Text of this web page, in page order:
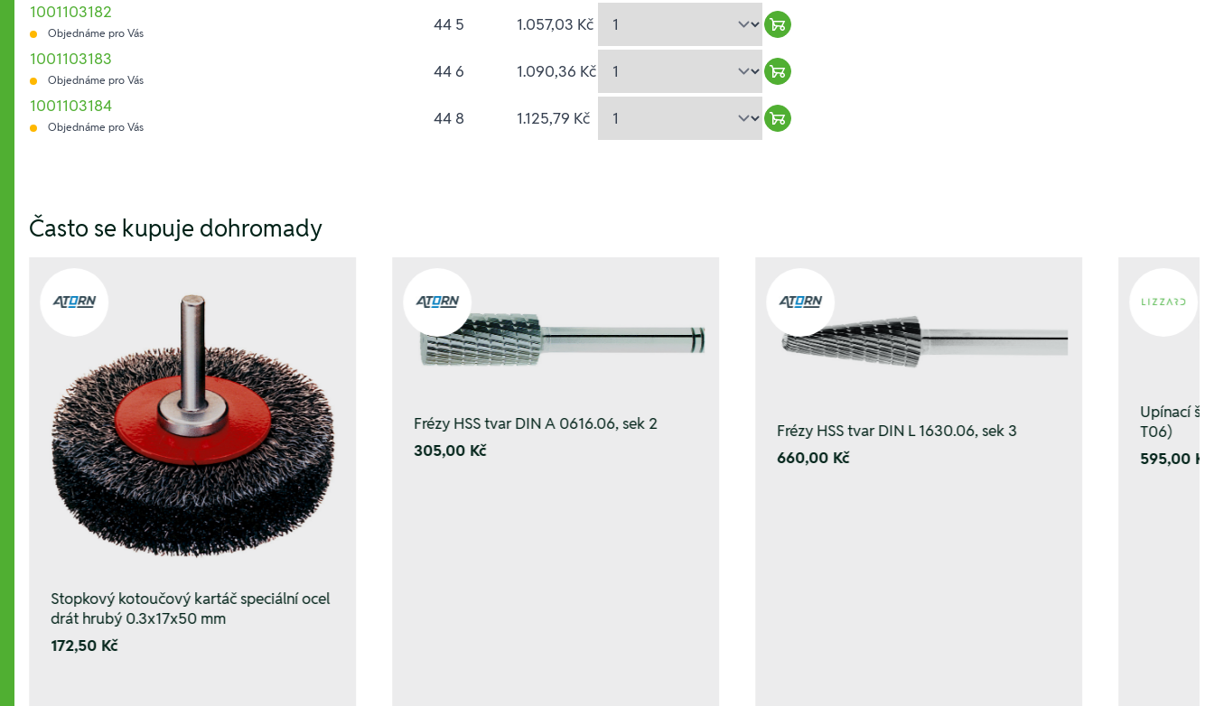
1001103182
Objednáme pro Vás 44 5 1.057,03 Kč
Warenkorb hinzufügen
1001103183
Objednáme pro Vás 44 6 1.090,36 Kč
Warenkorb hinzufügen
1001103184
Objednáme pro Vás 44 8 1.125,79 Kč
Warenkorb hinzufügen
Často se kupuje dohromady
Stopkový kotoučový kartáč speciální ocel
drát hrubý 0.3x17x50 mm
172,50 Kč
Frézy HSS tvar DIN A 0616.06, sek 2
305,00 Kč
Frézy HSS tvar DIN L 1630.06, sek 3
660,00 Kč
Upínací
T06)
595,00 Kč